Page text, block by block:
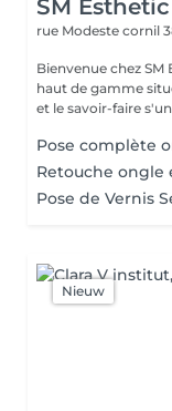
SM
rue Modeste cornil
Bienvenue chez
haut de gamme
et le savoir-faire
Pose complète
Retouche ongle
Pose de Vernis
Nieuw